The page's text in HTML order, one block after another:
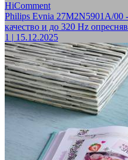
HiComment
Philips Evnia 27M2N5901A/00
качество и до 320 Hz
1 | 15.12.2025